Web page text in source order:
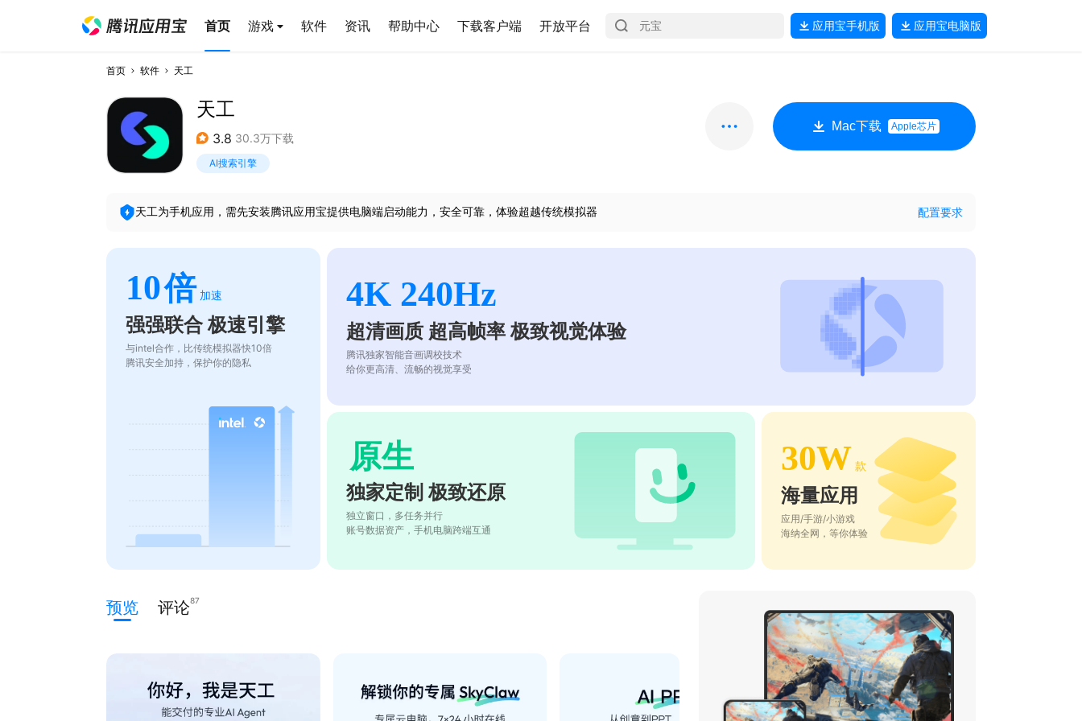
首页 游戏 软件 资讯 帮助中心 下载客户端 开放平台 应用宝手机版 应用宝电脑版
首页 软件 天工
天工
3.8 30.3万下载
AI搜索引擎
Mac下载 Apple芯片
天工为手机应用，需先安装腾讯应用宝提供电脑端启动能力，安全可靠，体验超越传统模拟器 配置要求
10倍 加速
强强联合 极速引擎
与intel合作，比传统模拟器快10倍
腾讯安全加持，保护你的隐私
4K 240Hz
超清画质 超高帧率 极致视觉体验
腾讯独家智能音画调校技术
给你更高清、流畅的视觉享受
原生
独家定制 极致还原
独立窗口，多任务并行
账号数据资产，手机电脑跨端互通
30W 款
海量应用
应用/手游/小游戏
海纳全网，等你体验
预览 评论87